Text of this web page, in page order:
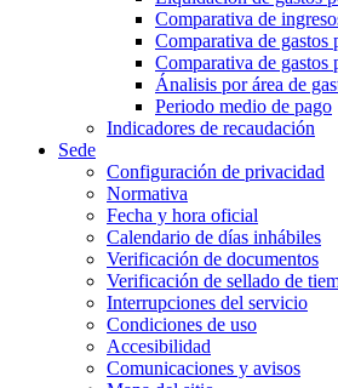
Comparativa de
Comparativa de gastos
Comparativa de gastos
Ánalisis por área de
Periodo medio de pago
Indicadores de recaudación
Sede
Configuración de privacidad
Normativa
Fecha y hora oficial
Calendario de días inhábiles
Verificación de documentos
Verificación de sellado de
Interrupciones del servicio
Condiciones de uso
Accesibilidad
Comunicaciones y avisos